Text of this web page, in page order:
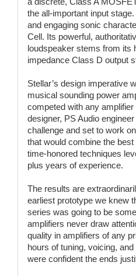
the all-important input
and engaging sonic
Cell. Its powerful,
loudspeaker stems from its
impedance Class D output
Stellar’s design imperative
musical sounding power
competed with any
designer, PS Audio
challenge and set to work
that would combine the
time-honored techniques
plus years of experience.
The results are
earliest prototype we knew
series was going to be
amplifiers never draw
quality in amplifiers of any
hours of tuning, voicing,
were confident the ends